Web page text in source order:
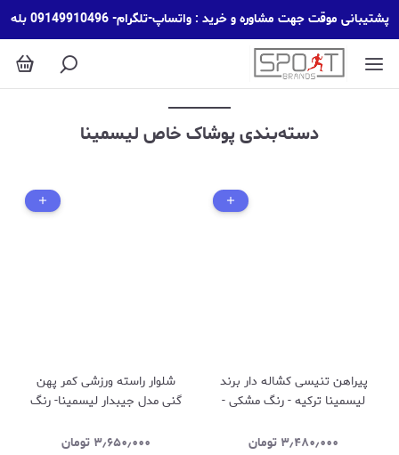
پشتیبانی موقت جهت مشاوره و خرید : واتساپ-تلگرام- 09149910496 بله
دسته‌بندی پوشاک خاص لیسمینا
پیراهن تنیسی کشاله دار برند
لیسمینا ترکیه - رنگ مشکی -
۳٫۴۸۰٫۰۰۰ تومان
شلوار راسته ورزشی کمر پهن
گنی مدل جیبدار لیسمینا- رنگ
۳٫۶۵۰٫۰۰۰ تومان